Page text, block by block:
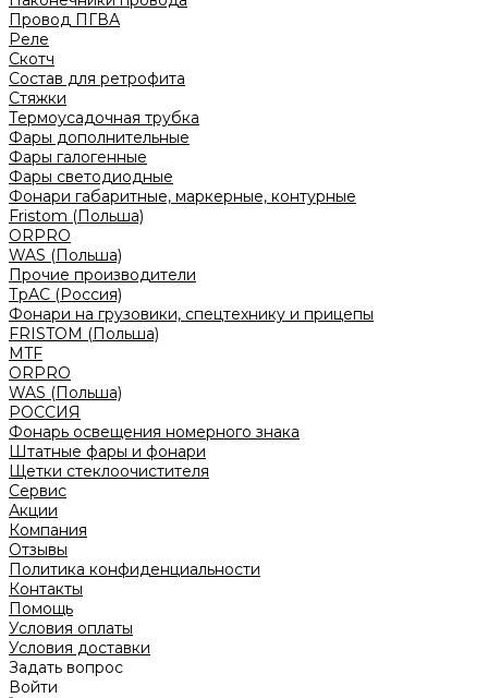
Провод ПГВА
Реле
Скотч
Состав для ретрофита
Стяжки
Термоусадочная трубка
Фары дополнительные
Фары галогенные
Фары светодиодные
Фонари габаритные, маркерные, контурные
Fristom (Польша)
ORPRO
WAS (Польша)
Прочие производители
ТрАС (Россия)
Фонари на грузовики, спецтехнику и прицепы
FRISTOM (Польша)
MTF
ORPRO
WAS (Польша)
РОССИЯ
Фонарь освещения номерного знака
Штатные фары и фонари
Щетки стеклоочистителя
Сервис
Акции
Компания
Отзывы
Политика конфиденциальности
Контакты
Помощь
Условия оплаты
Условия доставки
Задать вопрос
Войти